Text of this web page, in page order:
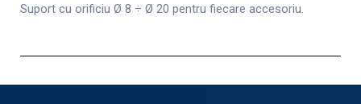
Suport cu orificiu Ø 8 ÷ Ø 20 pentru fiecare accesoriu.